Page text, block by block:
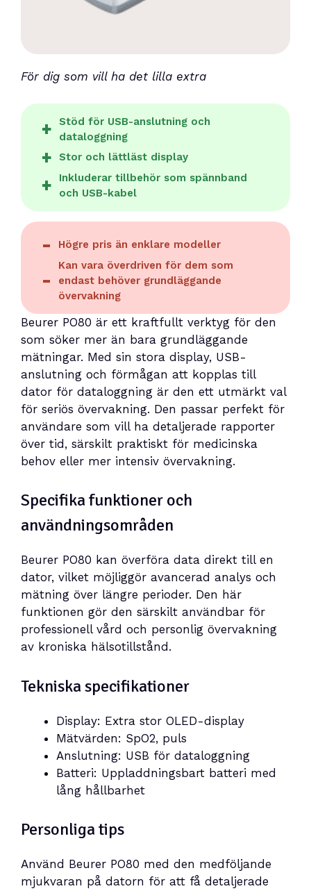
För dig som vill ha det lilla extra
Stöd för USB-anslutning och
dataloggning
Stor och lättläst display
Inkluderar tillbehör som spännband
och USB-kabel
Högre pris än enklare modeller
Kan vara överdriven för dem som
endast behöver grundläggande
övervakning
Beurer PO80 är ett kraftfullt verktyg för den
som söker mer än bara grundläggande
mätningar. Med sin stora display, USB-
anslutning och förmågan att kopplas till
dator för dataloggning är den ett utmärkt val
för seriös övervakning. Den passar perfekt för
användare som vill ha detaljerade rapporter
över tid, särskilt praktiskt för medicinska
behov eller mer intensiv övervakning.
Specifika funktioner och
användningsområden
Beurer PO80 kan överföra data direkt till en
dator, vilket möjliggör avancerad analys och
mätning över längre perioder. Den här
funktionen gör den särskilt användbar för
professionell vård och personlig övervakning
av kroniska hälsotillstånd.
Tekniska specifikationer
Display: Extra stor OLED-display
Mätvärden: SpO2, puls
Anslutning: USB för dataloggning
Batteri: Uppladdningsbart batteri med
lång hållbarhet
Personliga tips
Använd Beurer PO80 med den medföljande
mjukvaran på datorn för att få detaljerade